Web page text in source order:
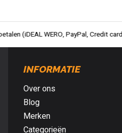
card of Achteraf betalen)
INFORMATIE
Over ons
Blog
Merken
Categorieën